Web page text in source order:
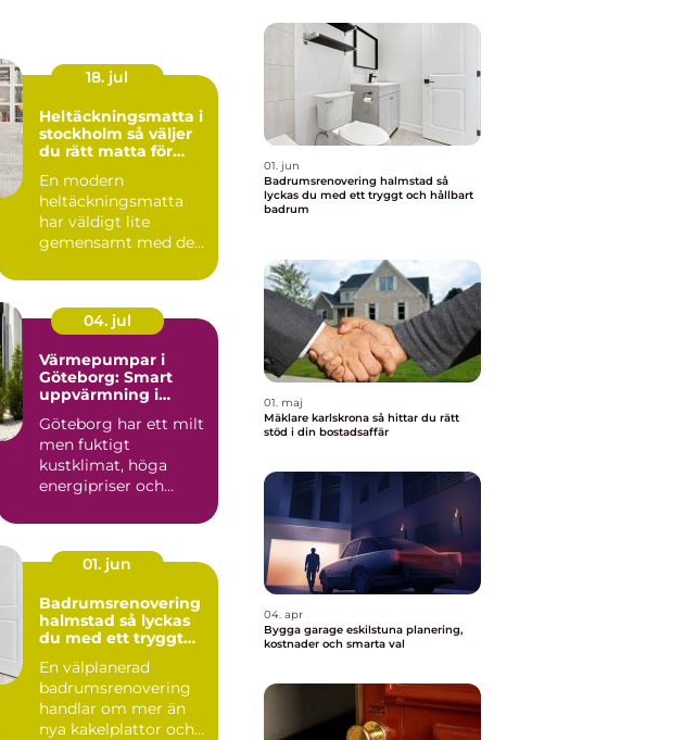
18. jul
Heltäckningsmatta i
stockholm så väljer
du rätt matta för
En modern
heltäckningsmatta
har väldigt lite
gemensamt med den
och 80talet. Ida...
04. jul
Värmepumpar i
Göteborg: Smart
uppvärmning i
Göteborg har ett milt
men fuktigt
kustklimat, höga
energipriser och
01. jun
Badrumsrenovering
halmstad så lyckas
du med ett tryggt
En välplanerad
badrumsrenovering
handlar om mer än
nya kakelplattor och
01. jun
Badrumsrenovering halmstad så
lyckas du med ett tryggt och hållbart
badrum
01. maj
Mäklare karlskrona så hittar du rätt
stöd i din bostadsaffär
04. apr
Bygga garage eskilstuna planering,
kostnader och smarta val